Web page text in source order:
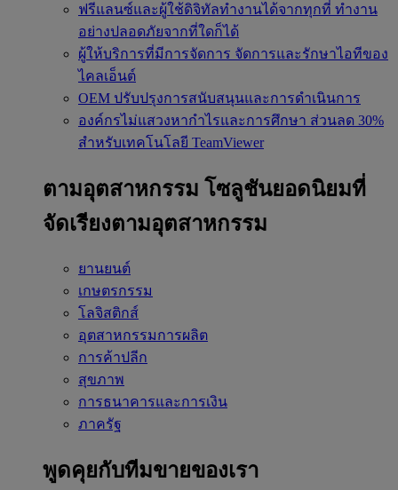
ฟรีแลนซ์และผู้ใช้ดิจิทัลทำงานได้จากทุกที่ ทำงาน
อย่างปลอดภัยจากที่ใดก็ได้
ผู้ให้บริการที่มีการจัดการ จัดการและรักษาไอทีของ
ไคลเอ็นต์
OEM ปรับปรุงการสนับสนุนและการดำเนินการ
องค์กรไม่แสวงหากำไรและการศึกษา ส่วนลด 30%
สำหรับเทคโนโลยี TeamViewer
ตามอุตสาหกรรม โซลูชันยอดนิยมที่
จัดเรียงตามอุตสาหกรรม
ยานยนต์
เกษตรกรรม
โลจิสติกส์
อุตสาหกรรมการผลิต
การค้าปลีก
สุขภาพ
การธนาคารและการเงิน
ภาครัฐ
พูดคุยกับทีมขายของเรา